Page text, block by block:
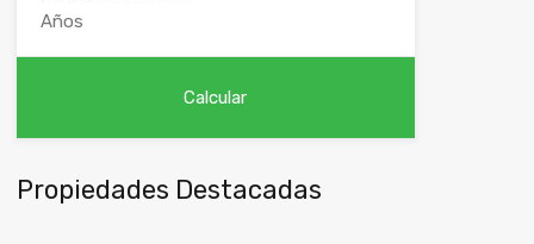
Propiedades Destacadas